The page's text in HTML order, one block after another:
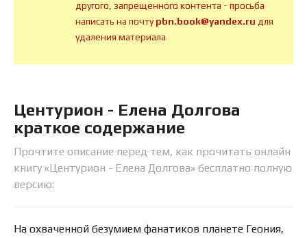
другого, запрещенного контента - просьба
написать на почтуpbn.book@yandex.ru для
удаления материала
Центурион - Елена Долгова
краткое содержание
Прочтите описание перед тем, как прочитать онлайн
книгу «Центурион - Елена Долгова» бесплатно полную
версию:
На охваченной безумием фанатиков планете Геония,